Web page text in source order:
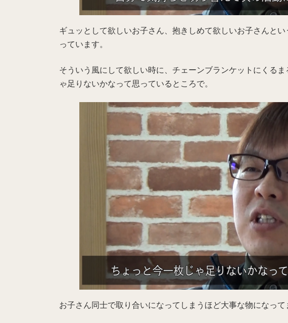
ギュッとして欲しいお子さん、抱きしめて欲しいお子さんと
っています。
そういう風にして欲しい時に、チェーンブランケットにくる
ゃ足りないかなって思っているところで。
お子さん同士で取り合いになってしまうほど大事な物になって